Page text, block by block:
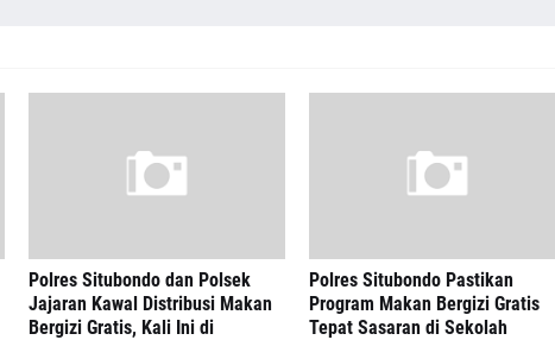
Polres Situbondo dan Polsek
Jajaran Kawal Distribusi Makan
Bergizi Gratis, Kali Ini di
Polres Situbondo Pastikan
Program Makan Bergizi Gratis
Tepat Sasaran di Sekolah